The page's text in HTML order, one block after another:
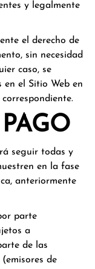
y legalmente
el derecho de
sin necesidad
caso, se
el Sitio Web en
seguir todas y
en la fase
anteriormente
parte
a
de las
de